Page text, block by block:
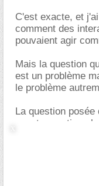
C'est exacte, et
comment des
pouvaient agir
Mais la question
est un problème
le problème
La question
spectre continu